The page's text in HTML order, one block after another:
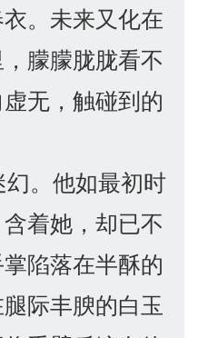
。未来又化在
朦朦胧胧看不
无，触碰到的
。他如最初时
着她，却已不
陷落在半酥的
际丰腴的白玉